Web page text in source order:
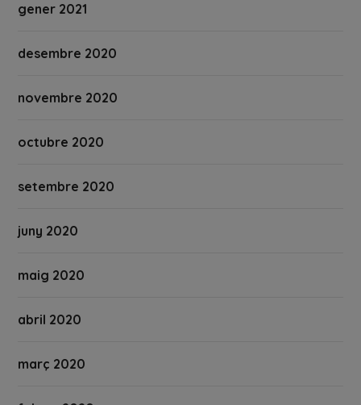
gener 2021
desembre 2020
novembre 2020
octubre 2020
setembre 2020
juny 2020
maig 2020
abril 2020
març 2020